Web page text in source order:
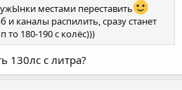
местами переставить
каналы распилить, сразу станет
то 180-190 с колёс)))
130лс с литра?